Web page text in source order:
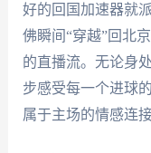
好的回国加速器就
佛瞬间“穿越”回北
的直播流。无论身
步感受每一个进球
属于主场的情感连